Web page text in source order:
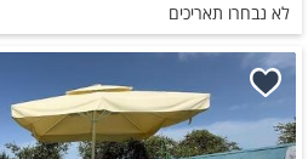
לא נבחרו תאריכים